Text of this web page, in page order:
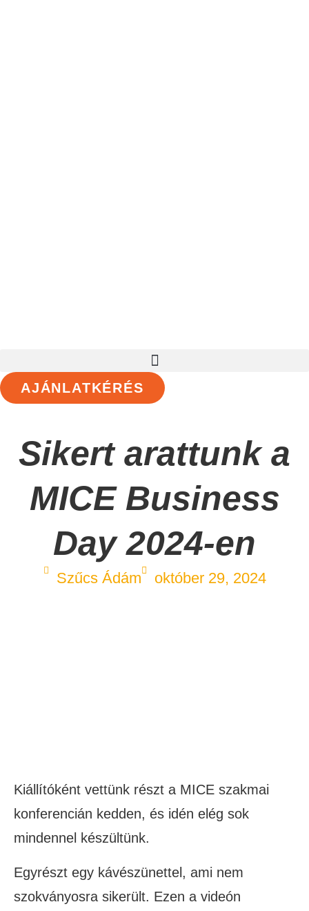
AJÁNLATKÉRÉS
Sikert arattunk a
MICE Business
Day 2024-en
Szűcs Ádám október 29, 2024
Kiállítóként vettünk részt a MICE szakmai
konferencián kedden, és idén elég sok
mindennel készültünk.
Egyrészt egy kávészünettel, ami nem
szokványosra sikerült. Ezen a videón